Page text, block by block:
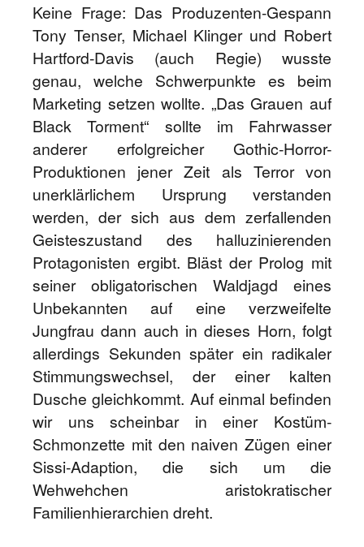
Keine Frage: Das Produzenten-Gespann
Tony Tenser, Michael Klinger und Robert
Hartford-Davis (auch Regie) wusste
genau, welche Schwerpunkte es beim
Marketing setzen wollte. „Das Grauen auf
Black Torment“ sollte im Fahrwasser
anderer erfolgreicher Gothic-Horror-
Produktionen jener Zeit als Terror von
unerklärlichem Ursprung verstanden
werden, der sich aus dem zerfallenden
Geisteszustand des halluzinierenden
Protagonisten ergibt. Bläst der Prolog mit
seiner obligatorischen Waldjagd eines
Unbekannten auf eine verzweifelte
Jungfrau dann auch in dieses Horn, folgt
allerdings Sekunden später ein radikaler
Stimmungswechsel, der einer kalten
Dusche gleichkommt. Auf einmal befinden
wir uns scheinbar in einer Kostüm-
Schmonzette mit den naiven Zügen einer
Sissi-Adaption, die sich um die
Wehwehchen aristokratischer
Familienhierarchien dreht.